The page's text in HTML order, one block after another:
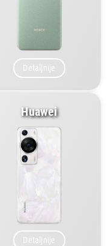
Detaljnije
Huawei
Detaljnije